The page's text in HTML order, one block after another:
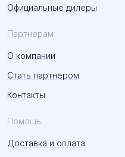
Официальные дилеры
Партнерам
О компании
Стать партнером
Контакты
Помощь
Доставка и оплата